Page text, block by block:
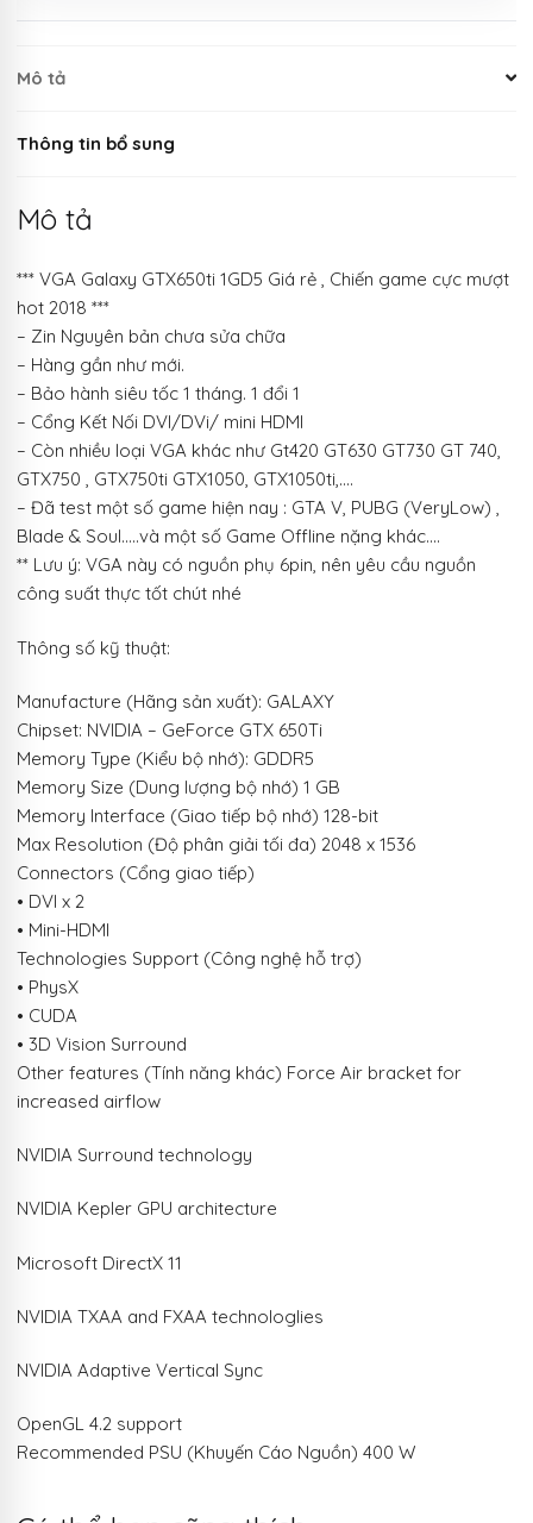
Mô tả
Thông tin bổ sung
Mô tả
*** VGA Galaxy GTX650ti 1GD5 Giá rẻ , Chiến game cực mượt
hot 2018 ***
– Zin Nguyên bản chưa sửa chữa
– Hàng gần như mới.
– Bảo hành siêu tốc 1 tháng. 1 đổi 1
– Cổng Kết Nối DVI/DVi/ mini HDMI
– Còn nhiều loại VGA khác như Gt420 GT630 GT730 GT 740,
GTX750 , GTX750ti GTX1050, GTX1050ti,….
– Đã test một số game hiện nay : GTA V, PUBG (VeryLow) ,
Blade & Soul…..và một số Game Offline nặng khác….
** Lưu ý: VGA này có nguồn phụ 6pin, nên yêu cầu nguồn
công suất thực tốt chút nhé
Thông số kỹ thuật:
Manufacture (Hãng sản xuất): GALAXY
Chipset: NVIDIA – GeForce GTX 650Ti
Memory Type (Kiểu bộ nhớ): GDDR5
Memory Size (Dung lượng bộ nhớ) 1 GB
Memory Interface (Giao tiếp bộ nhớ) 128-bit
Max Resolution (Độ phân giải tối đa) 2048 x 1536
Connectors (Cổng giao tiếp)
• DVI x 2
• Mini-HDMI
Technologies Support (Công nghệ hỗ trợ)
• PhysX
• CUDA
• 3D Vision Surround
Other features (Tính năng khác) Force Air bracket for
increased airflow
NVIDIA Surround technology
NVIDIA Kepler GPU architecture
Microsoft DirectX 11
NVIDIA TXAA and FXAA technologlies
NVIDIA Adaptive Vertical Sync
OpenGL 4.2 support
Recommended PSU (Khuyến Cáo Nguồn) 400 W